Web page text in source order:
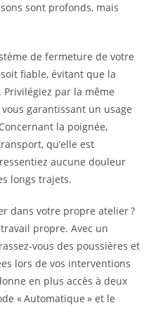
sont profonds, mais
de fermeture de votre
fiable, évitant que la
Privilégiez par la même
garantissant un usage
la poignée,
qu’elle est
aucune douleur
longs trajets.
dans votre propre atelier ?
propre. Avec un
vous des poussières et
lors de vos interventions
en plus accès à deux
« Automatique » et le